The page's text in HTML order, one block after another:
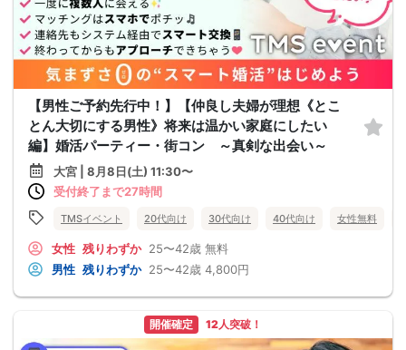
【男性ご予約先行中！】【仲良し夫婦が理想《とこ
とん大切にする男性》将来は温かい家庭にしたい
編】婚活パーティー・街コン ～真剣な出会い～
大宮 | 8月8日(土) 11:30〜
受付終了まで27時間
TMSイベント 20代向け 30代向け 40代向け 女性無料
女性 残りわずか 25〜42歳 無料
男性 残りわずか 25〜42歳 4,800円
開催確定 12人突破！